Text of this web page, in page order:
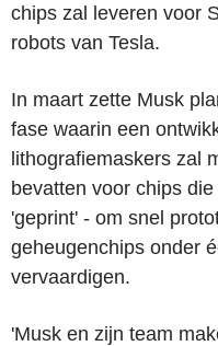
chips zal leveren voor
robots van Tesla.
In maart zette Musk
fase waarin een
lithografiemaskers zal
bevatten voor chips
'geprint' - om snel
geheugenchips onder
vervaardigen.
'Musk en zijn team